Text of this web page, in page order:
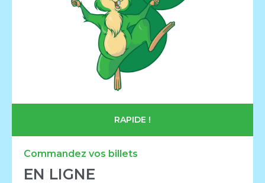
RAPIDE !
Commandez vos billets
EN LIGNE